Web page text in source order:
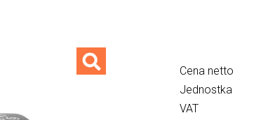
Cena netto
Jednostka
VAT